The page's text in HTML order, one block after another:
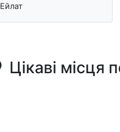
Ейлат
Цікаві місця